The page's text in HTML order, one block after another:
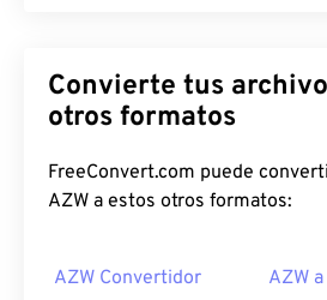
Convierte tus archivos
otros formatos
FreeConvert.com puede
AZW a estos otros formatos:
AZW Convertidor AZW